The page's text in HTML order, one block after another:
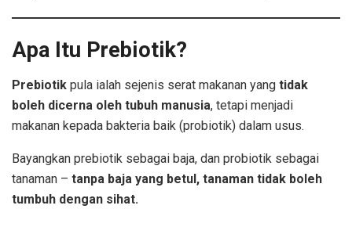
Apa Itu Prebiotik?
Prebiotik pula ialah sejenis serat makanan yang tidak
boleh dicerna oleh tubuh manusia, tetapi menjadi
makanan kepada bakteria baik (probiotik) dalam usus.
Bayangkan prebiotik sebagai baja, dan probiotik sebagai
tanaman – tanpa baja yang betul, tanaman tidak boleh
tumbuh dengan sihat.